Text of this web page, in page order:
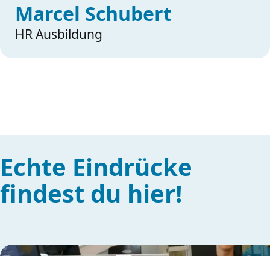
Marcel Schubert
HR Ausbildung
Echte Eindrücke
findest du hier!